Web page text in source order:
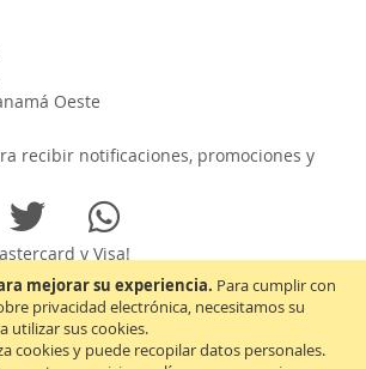
mejorar su experiencia. Para cumplir con
privacidad electrónica, necesitamos su
utilizar sus cookies.
cookies y puede recopilar datos personales.
Oeste
recibir notificaciones, promociones y
y Visa!
Suscribirse